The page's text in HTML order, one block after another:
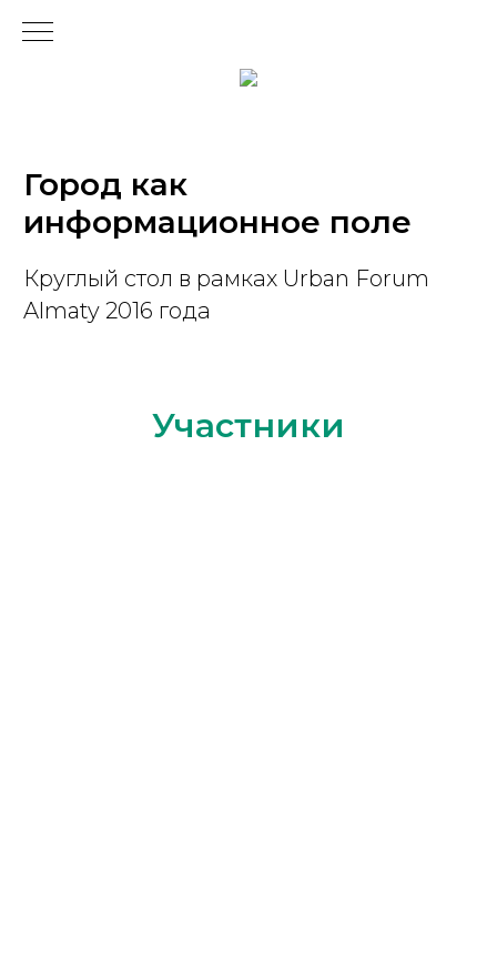
Город как
информационное поле
Круглый стол в рамках Urban Forum
Almaty 2016 года
Участники